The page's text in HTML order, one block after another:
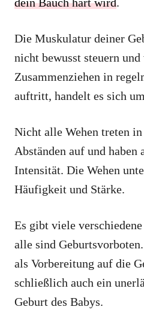
Die Muskulatur deiner
nicht bewusst steuern und
Zusammenziehen in
auftritt, handelt es sich
Nicht alle Wehen treten
Abständen auf und
Intensität. Die Wehen
Häufigkeit und Stärke.
Es gibt viele
alle sind
als Vorbereitung auf die
schließlich auch ein
Geburt des Babys.